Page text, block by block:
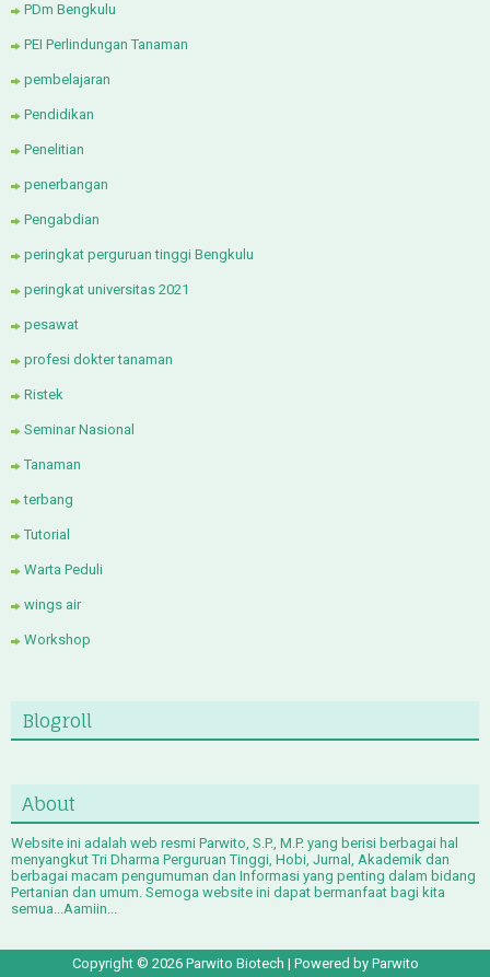
PDm Bengkulu
PEI Perlindungan Tanaman
pembelajaran
Pendidikan
Penelitian
penerbangan
Pengabdian
peringkat perguruan tinggi Bengkulu
peringkat universitas 2021
pesawat
profesi dokter tanaman
Ristek
Seminar Nasional
Tanaman
terbang
Tutorial
Warta Peduli
wings air
Workshop
Blogroll
About
Website ini adalah web resmi Parwito, S.P., M.P. yang berisi berbagai hal
menyangkut Tri Dharma Perguruan Tinggi, Hobi, Jurnal, Akademik dan
berbagai macam pengumuman dan Informasi yang penting dalam bidang
Pertanian dan umum. Semoga website ini dapat bermanfaat bagi kita
semua...Aamiin...
Copyright © 2026 Parwito Biotech | Powered by Parwito